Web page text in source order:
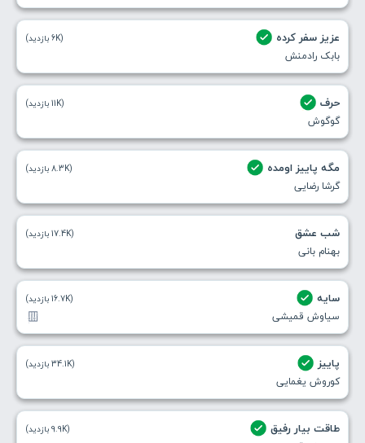
عزیز سفر کرده
بابک رادمنش
(6K بازدید)
حرف
گوگوش
(11K بازدید)
مگه پاییز اومده
گرشا رضایی
(8.3K بازدید)
شب عشق
بهنام بانی
(17.4K بازدید)
سایه
سیاوش قمیشی
(16.7K بازدید)
پاییز
کوروش یغمایی
(34.1K بازدید)
طاقت بیار رفیق (9.9K بازدید)